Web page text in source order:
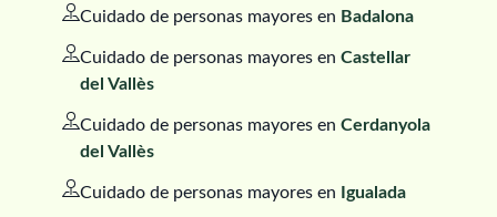
Cuidado de personas mayores en Badalona
Cuidado de personas mayores en Castellar
del Vallès
Cuidado de personas mayores en Cerdanyola
del Vallès
Cuidado de personas mayores en Igualada